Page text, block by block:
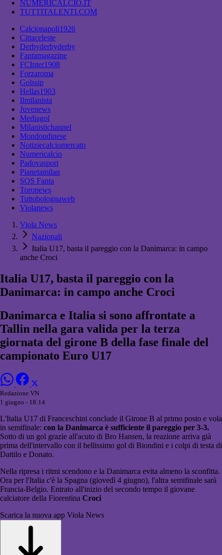
NUMERICALCIO.IT
TUTTITALENTI.COM
Calcionapoli1926
Cittaceleste
Derbyderbyderby
Fantamagazine
FCInter1908
Forzaroma
Golssip
Hellas1903
Ilmilanista
Juvenews
Mediagol
Milanistichannel
Mondoudinese
Notiziecalciomercato
Numericalcio
Padovasport
Pianetamilan
SOS Fanta
Toronews
Tuttobolognaweb
Violanews
Viola News
Nazionali
Italia U17, basta il pareggio con la Danimarca: in campo
anche Croci
Italia U17, basta il pareggio con la
Danimarca: in campo anche Croci
Danimarca e Italia si sono affrontate a
Tallin nella gara valida per la terza
giornata del girone B della fase finale del
campionato Euro U17
Redazione VN
1 giugno - 18:14
L'Italia U17 di Franceschini conclude il Girone B al primo posto e vola
in semifinale: con la Danimarca è sufficiente il pareggio per 3-3.
Sotto di un gol grazie all'acuto di Bro Hansen, la reazione arriva già
prima dell'intervallo con il bellissimo gol di Biondini e i colpi di testa di
Dattilo e Donato.
Nella ripresa i ritmi scendono e la Danimarca evita almeno la sconfitta.
Ora per l'Italia c'è la Spagna (giovedì 4 giugno), l'altra semifinale sarà
Francia-Belgio. Entrato all'inizio del secondo tempo il giovane
calciatore della Fiorentina Croci
Scarica la nuova app Viola News